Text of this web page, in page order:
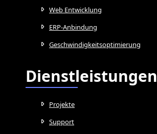
Web Entwicklung
ERP-Anbindung
Geschwindigkeitsoptimierung
Dienstleistungen
Projekte
Support